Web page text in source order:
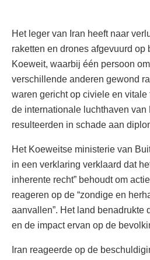
Het leger van Iran heeft naar
raketten en drones afgevuurd op
Koeweit, waarbij één persoon
verschillende anderen gewond
waren gericht op civiele en
de internationale luchthaven van
resulteerden in schade aan
Het Koeweitse ministerie van
in een verklaring verklaard dat
inherente recht” behoudt om
reageren op de “zondige en
aanvallen”. Het land benadrukte
en de impact ervan op de
Iran reageerde op de